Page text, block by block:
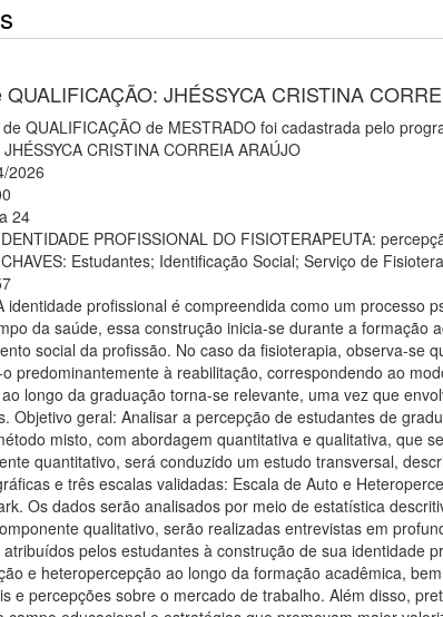
QUALIFICAÇÃO: JHÉSSYCA CRISTINA
QUALIFICAÇÃO de MESTRADO foi cadastrada pelo
CRISTINA CORREIA ARAÚJO
2026
24
PROFISSIONAL DO FISIOTERAPEUTA:
CHAVES: Estudantes; Identificação Social; Serviço de
identidade profissional é compreendida como um processo
da saúde, essa construção inicia-se durante a
social da profissão. No caso da fisioterapia, observa-se
predominantemente à reabilitação, correspondendo ao
longo da graduação torna-se relevante, uma vez que
Objetivo geral: Analisar a percepção de estudantes de
misto, com abordagem quantitativa e qualitativa, que
quantitativo, será conduzido um estudo transversal,
e três escalas validadas: Escala de Auto e
Os dados serão analisados por meio de estatística
qualitativo, serão realizadas entrevistas em
pelos estudantes à construção de sua identidade
e heteropercepção ao longo da formação acadêmica,
e percepções sobre o mercado de trabalho. Além disso,